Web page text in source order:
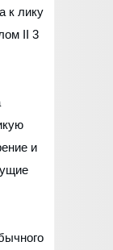
к лику
II 3
и